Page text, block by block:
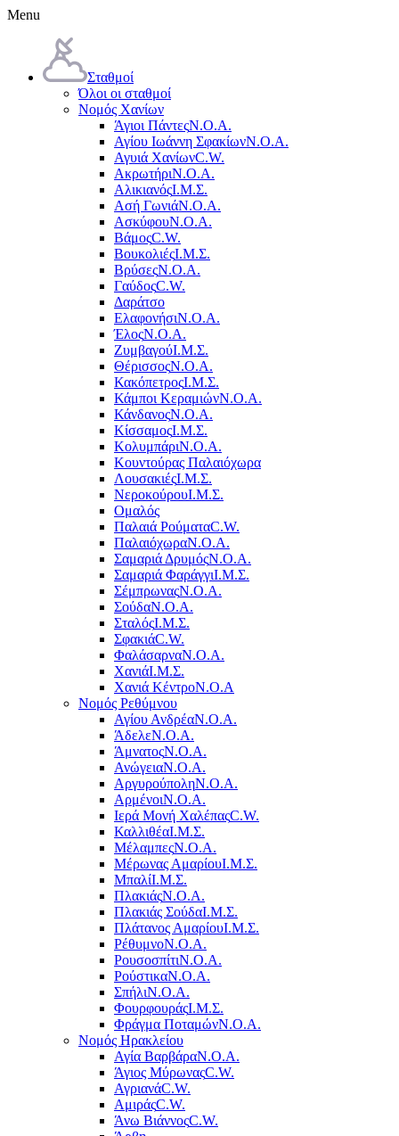
Menu
Σταθμοί
Όλοι οι σταθμοί
Νομός Χανίων
Άγιοι ΠάντεςΝ.Ο.Α.
Αγίου Ιωάννη ΣφακίωνΝ.Ο.Α.
Αγυιά ΧανίωνC.W.
ΑκρωτήριΝ.Ο.Α.
ΑλικιανόςΙ.Μ.Σ.
Ασή ΓωνιάΝ.Ο.Α.
ΑσκύφουΝ.Ο.Α.
ΒάμοςC.W.
ΒουκολιέςΙ.Μ.Σ.
ΒρύσεςΝ.Ο.Α.
ΓαύδοςC.W.
Δαράτσο
ΕλαφονήσιΝ.Ο.Α.
ΈλοςΝ.Ο.Α.
ΖυμβαγούΙ.Μ.Σ.
ΘέρισσοςΝ.Ο.Α.
ΚακόπετροςΙ.Μ.Σ.
Κάμποι ΚεραμιώνΝ.Ο.Α.
ΚάνδανοςΝ.Ο.Α.
ΚίσσαμοςΙ.Μ.Σ.
ΚολυμπάριΝ.Ο.Α.
Κουντούρας Παλαιόχωρα
ΛουσακιέςΙ.Μ.Σ.
ΝεροκούρουΙ.Μ.Σ.
Ομαλός
Παλαιά ΡούματαC.W.
ΠαλαιόχωραΝ.Ο.Α.
Σαμαριά ΔρυμόςΝ.Ο.Α.
Σαμαριά ΦαράγγιΙ.Μ.Σ.
ΣέμπρωναςΝ.Ο.Α.
ΣούδαΝ.Ο.Α.
ΣταλόςΙ.Μ.Σ.
ΣφακιάC.W.
ΦαλάσαρναΝ.Ο.Α.
ΧανιάΙ.Μ.Σ.
Χανιά ΚέντροN.O.A
Νομός Ρεθύμνου
Αγίου ΑνδρέαΝ.Ο.Α.
ΆδελεΝ.Ο.Α.
ΆμνατοςΝ.Ο.Α.
ΑνώγειαΝ.Ο.Α.
ΑργυρούποληΝ.Ο.Α.
ΑρμένοιΝ.Ο.Α.
Ιερά Μονή ΧαλέπαςC.W.
ΚαλλιθέαΙ.Μ.Σ.
ΜέλαμπεςΝ.Ο.Α.
Μέρωνας ΑμαρίουΙ.Μ.Σ.
ΜπαλίΙ.Μ.Σ.
ΠλακιάςΝ.Ο.Α.
Πλακιάς ΣούδαΙ.Μ.Σ.
Πλάτανος ΑμαρίουΙ.Μ.Σ.
ΡέθυμνοΝ.Ο.Α.
ΡουσοσπίτιΝ.Ο.Α.
ΡούστικαΝ.Ο.Α.
ΣπήλιΝ.Ο.Α.
ΦουρφουράςΙ.Μ.Σ.
Φράγμα ΠοταμώνΝ.Ο.Α.
Νομός Ηρακλείου
Αγία ΒαρβάραΝ.Ο.Α.
Άγιος ΜύρωναςC.W.
ΑγριανάC.W.
ΑμιράςC.W.
Άνω ΒιάννοςC.W.